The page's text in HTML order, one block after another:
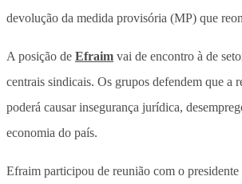
devolução da medida provisória (MP) que
A posição de Efraim vai de encontro à de
centrais sindicais. Os grupos defendem que a
poderá causar insegurança jurídica,
economia do país.
Efraim participou de reunião com o presidente